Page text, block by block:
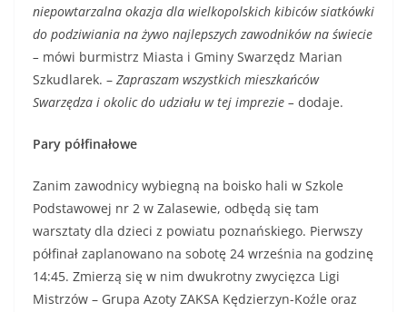
niepowtarzalna okazja dla wielkopolskich kibiców siatkówki
do podziwiania na żywo najlepszych zawodników na świecie
– mówi burmistrz Miasta i Gminy Swarzędz Marian
Szkudlarek. – Zapraszam wszystkich mieszkańców
Swarzędza i okolic do udziału w tej imprezie – dodaje.
Pary półfinałowe
Zanim zawodnicy wybiegną na boisko hali w Szkole
Podstawowej nr 2 w Zalasewie, odbędą się tam
warsztaty dla dzieci z powiatu poznańskiego. Pierwszy
półfinał zaplanowano na sobotę 24 września na godzinę
14:45. Zmierzą się w nim dwukrotny zwycięzca Ligi
Mistrzów – Grupa Azoty ZAKSA Kędzierzyn-Koźle oraz